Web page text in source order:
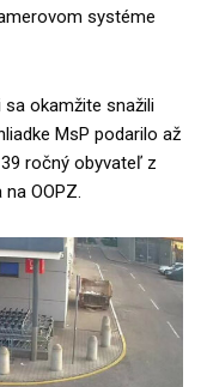
systéme
sa okamžite snažili
MsP podarilo až
ročný obyvateľ z
OOPZ.